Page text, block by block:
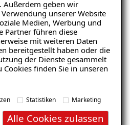
Außerdem geben wir
unserer Website
Medien, Werbung und
Partner führen diese
mit weiteren Daten
bereitgestellt haben oder die
der Dienste gesammelt
Cookies finden Sie in unseren
Statistiken Marketing
Alle Cookies zulassen
eine Begutachtung eines
Isotec war schnell da und
Die Sanierung kam nicht
nicht gekauft haben.
hervorragende